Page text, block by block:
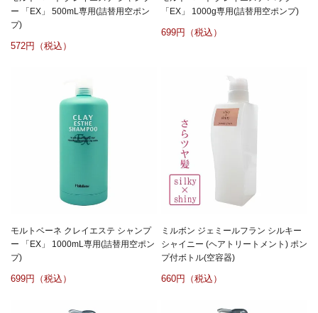
ー 「EX」 500mL専用(詰替用空ポン
プ)
572
「EX」 1000g専用(詰替用空ポンプ)
699
モルトベーネ クレイエステ シャンプ
ー 「EX」 1000mL専用(詰替用空ポン
プ)
699
ミルボン ジェミールフラン シルキー
シャイニー (ヘアトリートメント) ポン
プ付ボトル(空容器)
660